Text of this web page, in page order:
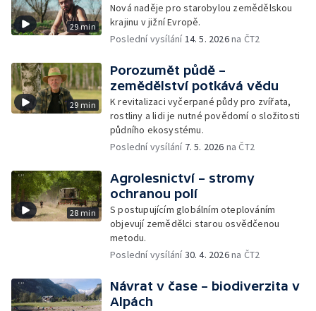
29 min
Nová naděje pro starobylou zemědělskou
krajinu v jižní Evropě.
Poslední vysílání14. 5. 2026na ČT2
29 min
Porozumět půdě –
zemědělství potkává vědu
K revitalizaci vyčerpané půdy pro zvířata,
rostliny a lidi je nutné povědomí o složitosti
půdního ekosystému.
Poslední vysílání 7. 5. 2026 na ČT2
28 min
Agrolesnictví – stromy
ochranou polí
S postupujícím globálním oteplováním
objevují zemědělci starou osvědčenou
metodu.
Poslední vysílání30. 4. 2026na ČT2
Návrat v čase – biodiverzita v
Alpách